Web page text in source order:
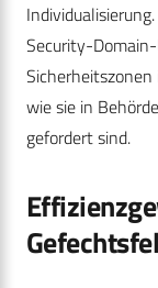
Security-
wie sie in
gefordert sind.